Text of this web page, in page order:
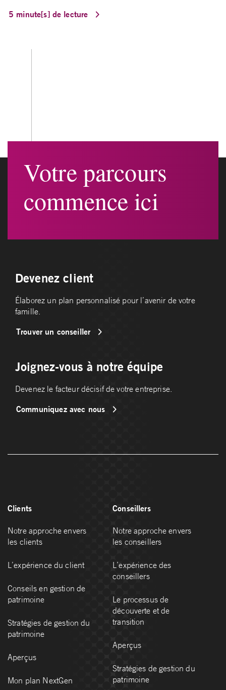
5 minute[s] de lecture
Votre parcours
commence ici
Devenez client
Élaborez un plan personnalisé pour l’avenir de votre
famille.
Trouver un conseiller
Joignez-vous à notre équipe
Devenez le facteur décisif de votre entreprise.
Communiquez avec nous
Clients
Notre approche envers
les clients
L’expérience du client
Conseils en gestion de
patrimoine
Stratégies de gestion du
patrimoine
Aperçus
Mon plan NextGen
Conseillers
Notre approche envers
les conseillers
L’expérience des
conseillers
Le processus de
découverte et de
transition
Aperçus
Stratégies de gestion du
patrimoine